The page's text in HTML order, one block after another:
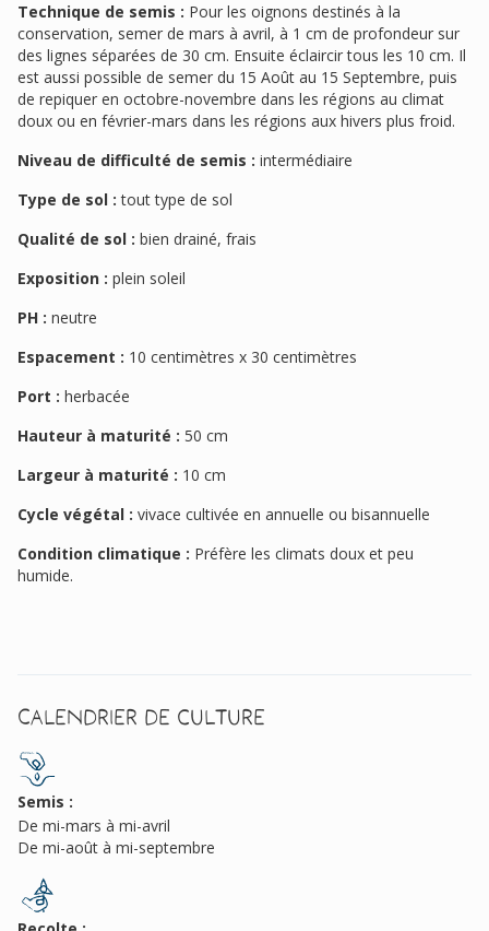
Technique de semis : Pour les oignons destinés à la
conservation, semer de mars à avril, à 1 cm de profondeur sur
des lignes séparées de 30 cm. Ensuite éclaircir tous les 10 cm. Il
est aussi possible de semer du 15 Août au 15 Septembre, puis
de repiquer en octobre-novembre dans les régions au climat
doux ou en février-mars dans les régions aux hivers plus froid.
Niveau de difficulté de semis : intermédiaire
Type de sol : tout type de sol
Qualité de sol : bien drainé, frais
Exposition : plein soleil
PH : neutre
Espacement : 10 centimètres x 30 centimètres
Port : herbacée
Hauteur à maturité : 50 cm
Largeur à maturité : 10 cm
Cycle végétal : vivace cultivée en annuelle ou bisannuelle
Condition climatique : Préfère les climats doux et peu
humide.
Calendrier de culture
Semis :
De mi-mars à mi-avril
De mi-août à mi-septembre